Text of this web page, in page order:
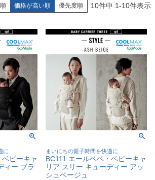
価格が高い順 優先度順 10件中 1-10件表示
に
ビーキャ
ィー ブラ
まいにちの親子時間を快適に
BC111 エールベベ・ベビーキャ
リア スリー キューディー アッ
シュベージュ